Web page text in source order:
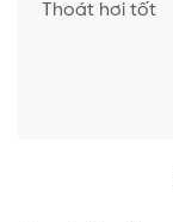
Thoát hơi tốt